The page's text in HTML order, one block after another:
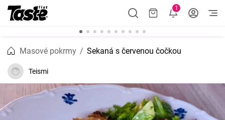
1
Masové pokrmy Sekaná s červenou čočkou
Teismi